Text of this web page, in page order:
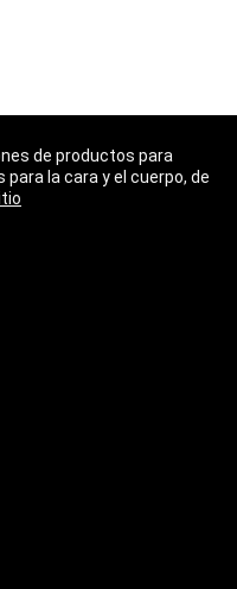
de productos para
la cara y el cuerpo, de